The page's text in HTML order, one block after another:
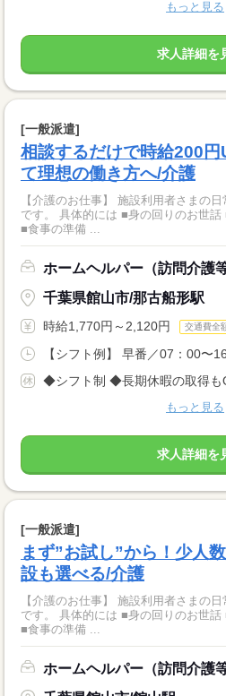
もっと見る
求人詳細を
[一般派遣]
相談するだけで時給200
て理想の働き方へ/介護
【介護のお仕事】 施設利用者さまの
です。 具体的には ■身の回りのお世話 ■レクリエーションの見守り
■食事の準備 ...
ホームヘルパー（訪問介護等
千葉県館山市/那古船形駅
時給1,770円～2,120円 交通費全
【シフト例】 早番／07：00〜
◆シフト制 ◆長期休暇の取得も
もっと見る
求人詳細を
[一般派遣]
まず”お試し”から！少人
設も選べる/介護
【介護のお仕事】 施設利用者さまの
です。 具体的には ■身の回りのお世話 ■レクリエーションの見守り
■食事の準備 ...
ホームヘルパー（訪問介護等